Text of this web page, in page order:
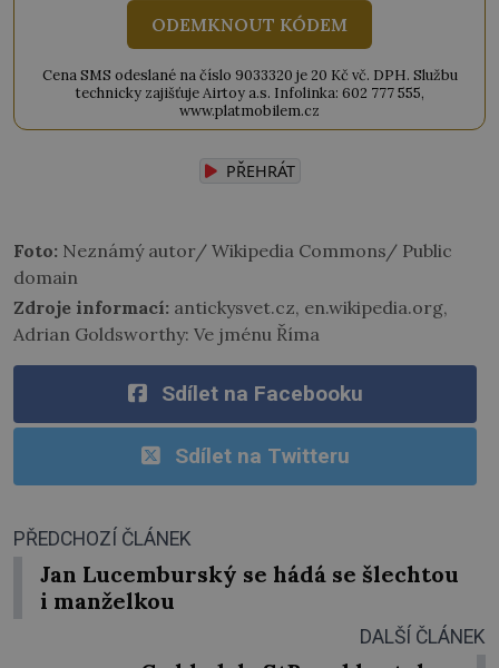
ODEMKNOUT KÓDEM
Cena SMS odeslané na číslo 9033320 je 20 Kč vč. DPH. Službu
technicky zajišťuje Airtoy a.s. Infolinka: 602 777 555,
www.platmobilem.cz
PŘEHRÁT
Foto: Neznámý autor/ Wikipedia Commons/ Public
domain
Zdroje informací: antickysvet.cz, en.wikipedia.org,
Adrian Goldsworthy: Ve jménu Říma
Sdílet na Facebooku
Sdílet na Twitteru
PŘEDCHOZÍ ČLÁNEK
Jan Lucemburský se hádá se šlechtou
i manželkou
DALŠÍ ČLÁNEK